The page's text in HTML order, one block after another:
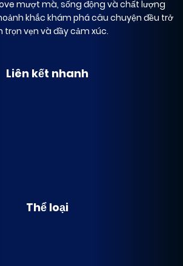
mượt mà, sống động và chất lượng
khắc khám phá câu chuyện đều trở
trọn vẹn và đầy cảm xúc.
Liên kết nhanh
Thể loại